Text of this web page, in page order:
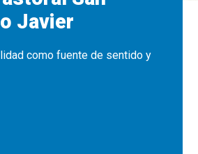
Javier
como fuente de sentido y